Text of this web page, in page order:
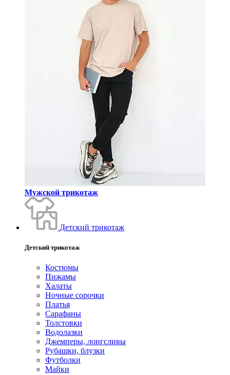
Мужской трикотаж
Детский трикотаж
Детский трикотаж
Костюмы
Пижамы
Халаты
Ночные сорочки
Платья
Сарафаны
Толстовки
Водолазки
Джемперы, лонгсливы
Рубашки, блузки
Футболки
Майки